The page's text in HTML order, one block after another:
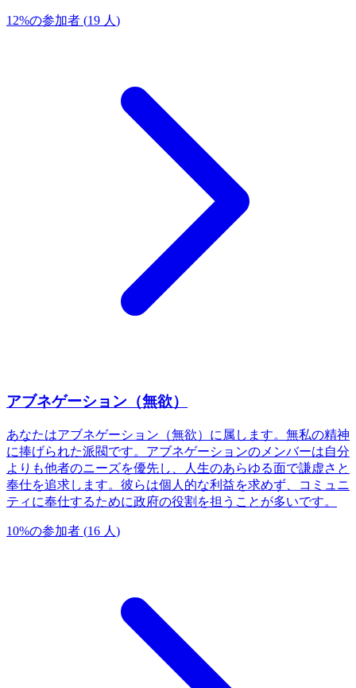
12%の参加者 (19 人 )
アブネゲーション（無欲）
あなたはアブネゲーション（無欲）に属します。無私の精神
に捧げられた派閥です。アブネゲーションのメンバーは自分
よりも他者のニーズを優先し、人生のあらゆる面で謙虚さと
奉仕を追求します。彼らは個人的な利益を求めず、コミュニ
ティに奉仕するために政府の役割を担うことが多いです。
10%の参加者 (16 人 )